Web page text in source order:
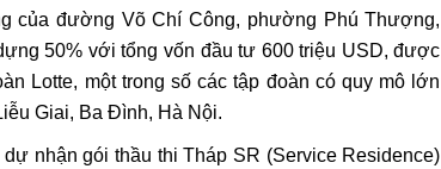
của đường Võ Chí Công, phường Phú Thượng,
50% với tổng vốn đầu tư 600 triệu USD, được
Lotte, một trong số các tập đoàn có quy mô lớn
Giai, Ba Đình, Hà Nội.
nhận gói thầu thi Tháp SR (Service Residence)